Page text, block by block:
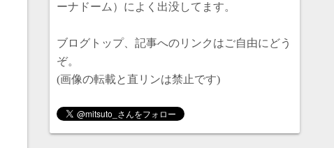
ーナドーム）によく出没してます。
ブログトップ、記事へのリンクはご自由にどう
ぞ。
(画像の転載と直リンは禁止です)